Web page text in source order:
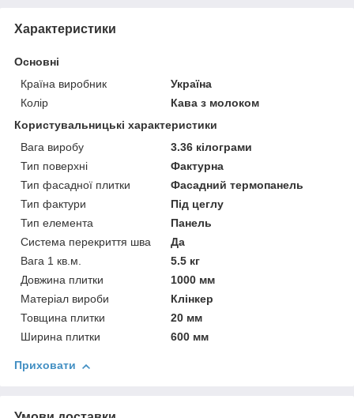
Характеристики
Основні
Країна виробник
Україна
Колір
Кава з молоком
Користувальницькі характеристики
Вага виробу
3.36 кілограми
Тип поверхні
Фактурна
Тип фасадної плитки
Фасадний термопанель
Тип фактури
Під цеглу
Тип елемента
Панель
Система перекриття шва
Да
Вага 1 кв.м.
5.5 кг
Довжина плитки
1000 мм
Матеріал вироби
Клінкер
Товщина плитки
20 мм
Ширина плитки
600 мм
Приховати